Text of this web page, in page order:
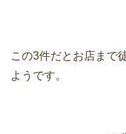
この3件だとお店まで
ようです。